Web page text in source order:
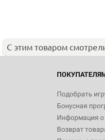
С этим товаром
Подобрать
Бонусная
Информация о
Возврат